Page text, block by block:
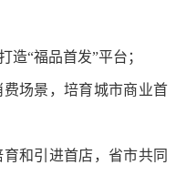
造“福品首发”平台；
场景，培育城市商业首
和引进首店，省市共同